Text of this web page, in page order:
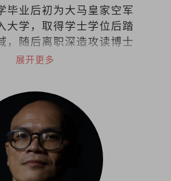
毕业后初为大马皇家空军
大学，取得学士学位后踏
，随后离职深造攻读博士
界。2022年荣休于国立大
泰莱大学推动积极老龄化
3人生哲学：公关小品60
展开更多